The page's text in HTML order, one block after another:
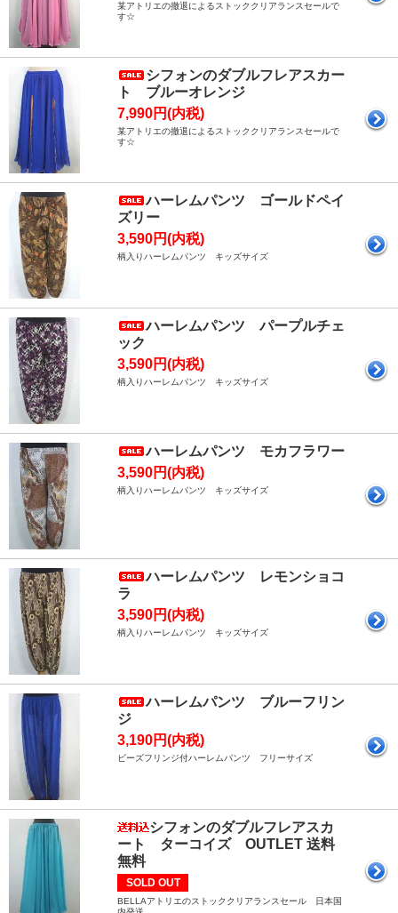
某アトリエの撤退によるストッククリアランスセールで
す☆
シフォンのダブルフレアスカー
ト ブルーオレンジ
7,990円(内税)
某アトリエの撤退によるストッククリアランスセールで
す☆
ハーレムパンツ ゴールドペイ
ズリー
3,590円(内税)
柄入りハーレムパンツ キッズサイズ
ハーレムパンツ パープルチェ
ック
3,590円(内税)
柄入りハーレムパンツ キッズサイズ
ハーレムパンツ モカフラワー
3,590円(内税)
柄入りハーレムパンツ キッズサイズ
ハーレムパンツ レモンショコ
ラ
3,590円(内税)
柄入りハーレムパンツ キッズサイズ
ハーレムパンツ ブルーフリン
ジ
3,190円(内税)
ビーズフリンジ付ハーレムパンツ フリーサイズ
シフォンのダブルフレアスカ
ート ターコイズ OUTLET 送料
無料
SOLD OUT
BELLAアトリエのストッククリアランスセール 日本国